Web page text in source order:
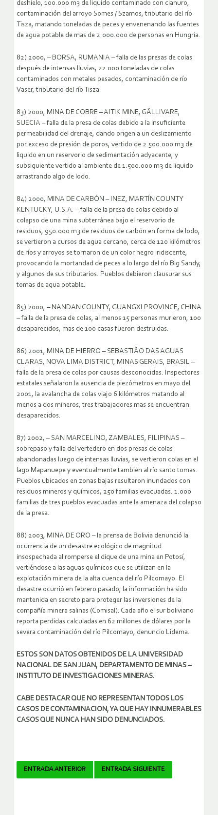
deshielo, 100.000 m3 de liquido contaminado con cianuro,
contaminación del arroyo Somes / Szamos, tributario del río
Tisza, matando toneladas de peces y envenenando las fuentes
de agua potable de mas de 2.000.000 de personas en Hungría.
82) 2000, – BORSA, RUMANIA – falla de las presas de colas
después de intensas lluvias, 22.000 toneladas de colas
contaminados con metales pesados, contaminación de río
Vaser, tributario del río Tisza.
83) 2000, MINA DE COBRE – AITIK MINE, GÄLLIVARE,
SUECIA – falla de la presa de colas debido a la insuficiente
permeabilidad del drenaje, dando origen a un deslizamiento
por exceso de presión de poros, vertido de 2.500.000 m3 de
liquido en un reservorio de sedimentación adyacente, y
subsiguiente vertido al ambiente de 1.500.000 m3 de liquido
arrastrando algo de lodo.
84) 2000, MINA DE CARBÓN – INEZ, MARTÍN COUNTY
KENTUCKY, U.S.A. – falla de la presa de colas debido al
colapso de una mina subterránea bajo el reservorio de
residuos, 950.000 m3 de residuos de carbón en forma de lodo,
se vertieron a cursos de agua cercano, cerca de 120 kilómetros
de ríos y arroyos se tornaron de un color negro iridiscente,
provocando la mortandad de peces a lo largo del río Big Sandy,
y algunos de sus tributarios. Pueblos debieron clausurar sus
tomas de agua potable.
85) 2000, – NANDAN COUNTY, GUANGXI PROVINCE, CHINA
– falla de la presa de colas, al menos 15 personas murieron, 100
desaparecidos, mas de 100 casas fueron destruidas.
86) 2001, MINA DE HIERRO – SEBASTIÃO DAS AGUAS
CLARAS, NOVA LIMA DISTRICT, MINAS GERAIS, BRASIL –
falla de la presa de colas por causas desconocidas. Inspectores
estatales señalaron la ausencia de piezómetros en mayo del
2001, la avalancha de colas viajo 6 kilómetros matando al
menos a dos mineros, tres trabajadores mas se encuentran
desaparecidos.
87) 2002, – SAN MARCELINO, ZAMBALES, FILIPINAS –
sobrepaso y falla del vertedero en dos presas de colas
abandonadas luego de intensas lluvias, se vertieron colas en el
lago Mapanuepe y eventualmente también al río santo tomas.
Pueblos ubicados en zonas bajas resultaron inundados con
residuos mineros y químicos, 250 familias evacuadas. 1.000
familias de tres pueblos evacuadas ante la amenaza del colapso
de la presa.
88) 2003, MINA DE ORO – la prensa de Bolivia denunció la
ocurrencia de un desastre ecológico de magnitud
insospechada al romperse el dique de una mina en Potosí,
vertiéndose a las aguas químicos que se utilizan en la
explotación minera de la alta cuenca del río Pilcomayo. El
desastre ocurrió en febrero pasado, la información ha sido
mantenida en secreto para proteger las inversiones de la
compañía minera salinas (Comisal). Cada año el sur boliviano
reporta perdidas calculadas en 62 millones de dólares por la
severa contaminación del río Pilcomayo, denuncio Lidema.
ESTOS SON DATOS OBTENIDOS DE LA UNIVERSIDAD
NACIONAL DE SAN JUAN, DEPARTAMENTO DE MINAS –
INSTITUTO DE INVESTIGACIONES MINERAS.
CABE DESTACAR QUE NO REPRESENTAN TODOS LOS
CASOS DE CONTAMINACION, YA QUE HAY INNUMERABLES
CASOS QUE NUNCA HAN SIDO DENUNCIADOS.
Navegador
ENTRADA ANTERIOR ENTRADA SIGUIENTE